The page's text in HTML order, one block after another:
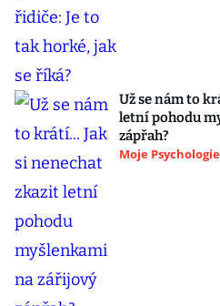
Už se nám to
letní pohodu
zápřah?
Moje Psychologie